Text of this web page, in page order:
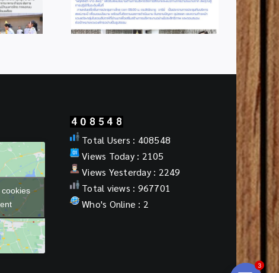
Total Users : 408548
Views Today : 2105
Views Yesterday : 2249
Total views : 967701
Who's Online : 2